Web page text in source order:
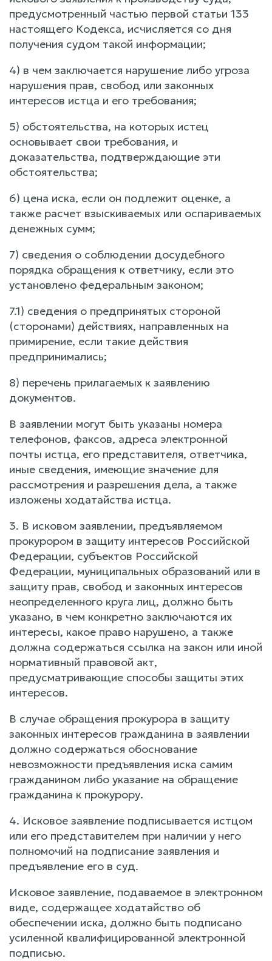
предусмотренный частью первой статьи 133
настоящего Кодекса, исчисляется со дня
получения судом такой информации;
4) в чем заключается нарушение либо угроза
нарушения прав, свобод или законных
интересов истца и его требования;
5) обстоятельства, на которых истец
основывает свои требования, и
доказательства, подтверждающие эти
обстоятельства;
6) цена иска, если он подлежит оценке, а
также расчет взыскиваемых или оспариваемых
денежных сумм;
7) сведения о соблюдении досудебного
порядка обращения к ответчику, если это
установлено федеральным законом;
7.1) сведения о предпринятых стороной
(сторонами) действиях, направленных на
примирение, если такие действия
предпринимались;
8) перечень прилагаемых к заявлению
документов.
В заявлении могут быть указаны номера
телефонов, факсов, адреса электронной
почты истца, его представителя, ответчика,
иные сведения, имеющие значение для
рассмотрения и разрешения дела, а также
изложены ходатайства истца.
3. В исковом заявлении, предъявляемом
прокурором в защиту интересов Российской
Федерации, субъектов Российской
Федерации, муниципальных образований или в
защиту прав, свобод и законных интересов
неопределенного круга лиц, должно быть
указано, в чем конкретно заключаются их
интересы, какое право нарушено, а также
должна содержаться ссылка на закон или иной
нормативный правовой акт,
предусматривающие способы защиты этих
интересов.
В случае обращения прокурора в защиту
законных интересов гражданина в заявлении
должно содержаться обоснование
невозможности предъявления иска самим
гражданином либо указание на обращение
гражданина к прокурору.
4. Исковое заявление подписывается истцом
или его представителем при наличии у него
полномочий на подписание заявления и
предъявление его в суд.
Исковое заявление, подаваемое в электронном
виде, содержащее ходатайство об
обеспечении иска, должно быть подписано
усиленной квалифицированной электронной
подписью.